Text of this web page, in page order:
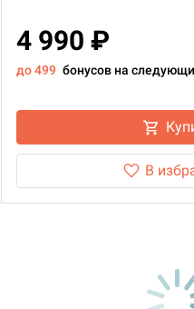
4 990 ₽
до 499 бонусов на
В